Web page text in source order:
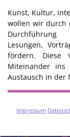
Kunst, Kultur,
wollen wir durch
Durchführung
Lesungen,
fördern. Diese
Miteinander ins
Austausch in der
Impressum